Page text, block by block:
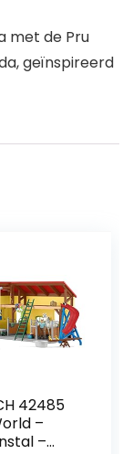
met de Pru
geïnspireerd
42485
–
–